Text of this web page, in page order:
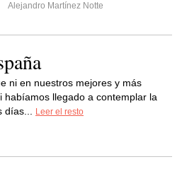
Alejandro Martínez Notte
ni en nuestros mejores y más
habíamos llegado a contemplar la
días...
Leer el resto